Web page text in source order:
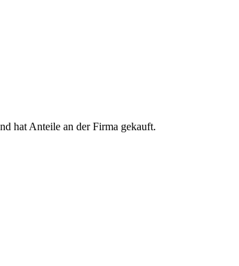
hat Anteile an der Firma gekauft.